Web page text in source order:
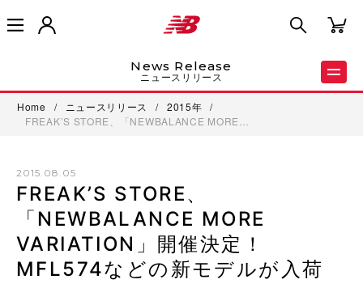
News Release
ニュースリリース
Home / ニュースリリース / 2015年
/
FREAK’S STORE、「NEWBALANCE MORE…
2015.08.05
FREAK’S STORE、
「NEWBALANCE MORE
VARIATION」開催決定！
MFL574などの新モデルが入荷